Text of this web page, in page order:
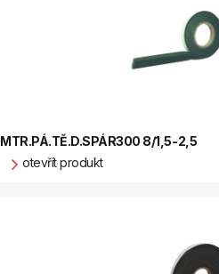
MTR.PÁ.TĚ.D.SPÁR300 8/1,5-2,5
otevřít produkt